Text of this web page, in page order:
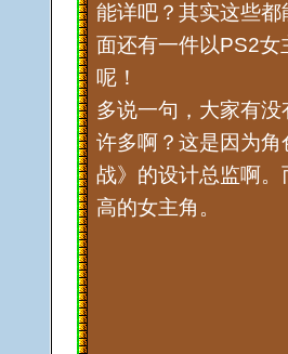
能详吧？其实这些
面还有一件以PS2女
呢！
多说一句，大家有
许多啊？这是因为
战》的设计总监啊
高的女主角。